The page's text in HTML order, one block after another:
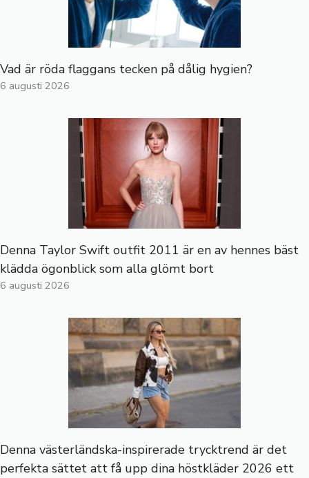
Vad är röda flaggans tecken på dålig hygien?
6 augusti 2026
Denna Taylor Swift outfit 2011 är en av hennes bäst
klädda ögonblick som alla glömt bort
6 augusti 2026
Denna västerländska-inspirerade trycktrend är det
perfekta sättet att få upp dina höstkläder 2026 ett